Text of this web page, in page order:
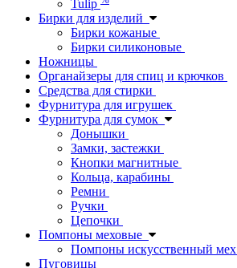
Tulip
Бирки для изделий
Бирки кожаные
Бирки силиконовые
Ножницы
Органайзеры для спиц и крючков
Средства для стирки
Фурнитура для игрушек
Фурнитура для сумок
Донышки
Замки, застежки
Кнопки магнитные
Кольца, карабины
Ремни
Ручки
Цепочки
Помпоны меховые
Помпоны искусственный мех
Пуговицы